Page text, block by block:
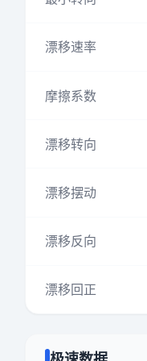
漂移速率
摩擦系数
漂移转向
漂移摆动
漂移反向
漂移回正